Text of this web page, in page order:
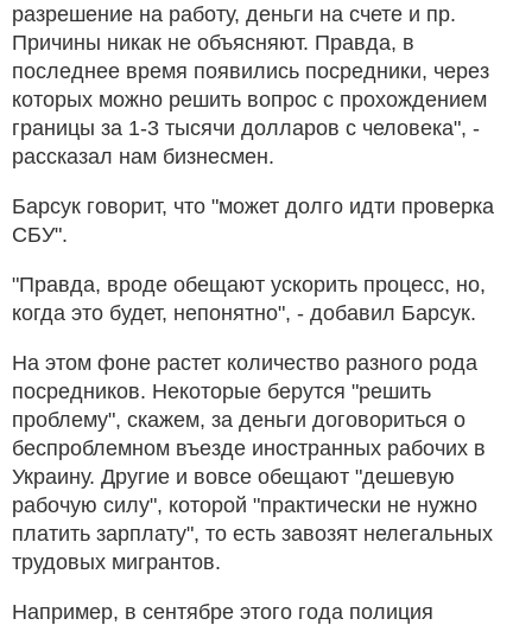
разрешение на работу, деньги на счете и пр.
Причины никак не объясняют. Правда, в
последнее время появились посредники, через
которых можно решить вопрос с прохождением
границы за 1-3 тысячи долларов с человека", -
рассказал нам бизнесмен.
Барсук говорит, что "может долго идти проверка
СБУ".
"Правда, вроде обещают ускорить процесс, но,
когда это будет, непонятно", - добавил Барсук.
На этом фоне растет количество разного рода
посредников. Некоторые берутся "решить
проблему", скажем, за деньги договориться о
беспроблемном въезде иностранных рабочих в
Украину. Другие и вовсе обещают "дешевую
рабочую силу", которой "практически не нужно
платить зарплату", то есть завозят нелегальных
трудовых мигрантов.
Например, в сентябре этого года полиция